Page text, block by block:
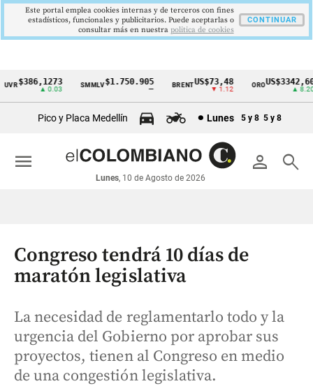
Cintillo
económicos
Colombia
$386,1273
▲ 0.03
SMMLV$1.750.905 BRENTUS$73,48
▼ 1.12
OROUS$3342,60
▲ 8.20
Pico y Placa Medellín Lunes 5 y 8 5 y 8
person search
Lunes, 10 de Agosto de 2026
menu
Congreso tendrá 10 días de
maratón legislativa
La necesidad de reglamentarlo todo y la
urgencia del Gobierno por aprobar sus
proyectos, tienen al Congreso en medio
de una congestión legislativa.
Este portal emplea cookies internas y de terceros con fines
estadísticos, funcionales y publicitarios. Puede aceptarlas o
consultar más en nuestra politica de cookies
CONTINUAR